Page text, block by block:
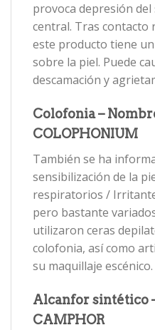
provoca depresión
central. Tras
este producto tiene
sobre la piel. Puede
descamación y
Colofonia –
COLOPHONIUM
También se ha
sensibilización de la
respiratorios /
pero bastante
utilizaron ceras
colofonia, así como
su maquillaje escénico.
Alcanfor sintético
CAMPHOR